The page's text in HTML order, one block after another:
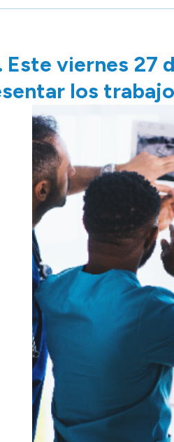
Este viernes
los